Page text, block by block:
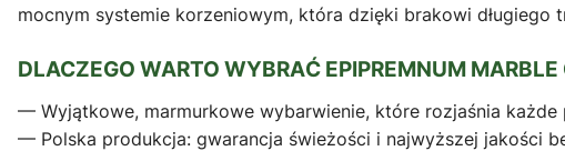
mocnym systemie korzeniowym, która dzięki brakowi
DLACZEGO WARTO WYBRAĆ EPIPREMNUM MARBLE
— Wyjątkowe, marmurkowe wybarwienie, które rozjaśnia każde
— Polska produkcja: gwarancja świeżości i najwyższej jakości